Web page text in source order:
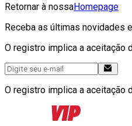
Retornar à nossaHomepage
Receba as últimas novidades
O registro implica a aceitação
O registro implica a aceitação